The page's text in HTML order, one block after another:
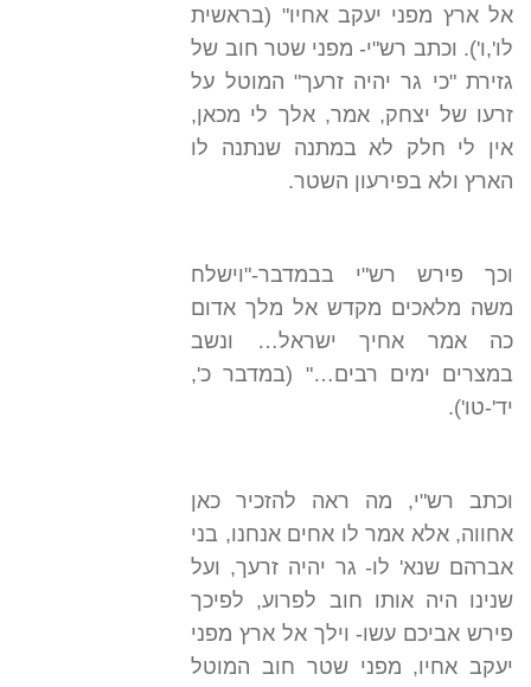
אל ארץ מפני יעקב אחיו" (בראשית
לו',ו'). וכתב רש"י- מפני שטר חוב של
גזירת "כי גר יהיה זרעך" המוטל על
זרעו של יצחק, אמר, אלך לי מכאן,
אין לי חלק לא במתנה שנתנה לו
הארץ ולא בפירעון השטר.
וכך פירש רש"י בבמדבר-"וישלח
משה מלאכים מקדש אל מלך אדום
כה אמר אחיך ישראל… ונשב
במצרים ימים רבים…" (במדבר כ',
יד'-טו').
וכתב רש"י, מה ראה להזכיר כאן
אחווה, אלא אמר לו אחים אנחנו, בני
אברהם שנא' לו- גר יהיה זרעך, ועל
שנינו היה אותו חוב לפרוע, לפיכך
פירש אביכם עשו- וילך אל ארץ מפני
יעקב אחיו, מפני שטר חוב המוטל